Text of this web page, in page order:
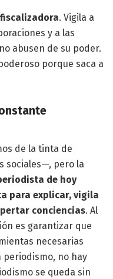
. Vigila a
y a las
abusen de su poder.
porque saca a
de la tinta de
sociales—, pero la
de hoy
para explicar, vigila
conciencias. Al
es garantizar que
necesarias
periodismo, no hay
se queda sin